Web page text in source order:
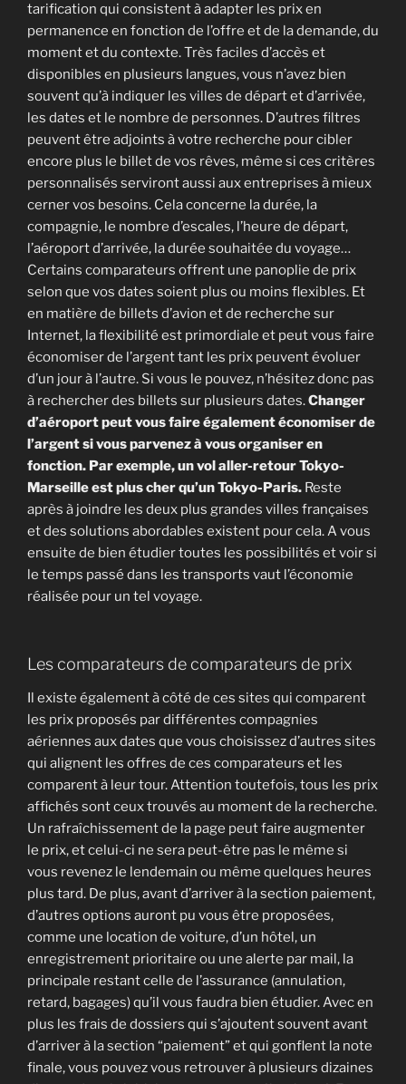
tarification qui consistent à adapter les prix en
permanence en fonction de l’offre et de la demande, du
moment et du contexte. Très faciles d’accès et
disponibles en plusieurs langues, vous n’avez bien
souvent qu’à indiquer les villes de départ et d’arrivée,
les dates et le nombre de personnes. D’autres filtres
peuvent être adjoints à votre recherche pour cibler
encore plus le billet de vos rêves, même si ces critères
personnalisés serviront aussi aux entreprises à mieux
cerner vos besoins. Cela concerne la durée, la
compagnie, le nombre d’escales, l’heure de départ,
l’aéroport d’arrivée, la durée souhaitée du voyage…
Certains comparateurs offrent une panoplie de prix
selon que vos dates soient plus ou moins flexibles. Et
en matière de billets d’avion et de recherche sur
Internet, la flexibilité est primordiale et peut vous faire
économiser de l’argent tant les prix peuvent évoluer
d’un jour à l’autre. Si vous le pouvez, n’hésitez donc pas
à rechercher des billets sur plusieurs dates.Changer
d’aéroport peut vous faire également économiser de
l’argent si vous parvenez à vous organiser en
fonction. Par exemple, un vol aller-retour Tokyo-
Marseille est plus cher qu’un Tokyo-Paris. Reste
après à joindre les deux plus grandes villes françaises
et des solutions abordables existent pour cela. A vous
ensuite de bien étudier toutes les possibilités et voir si
le temps passé dans les transports vaut l’économie
réalisée pour un tel voyage.
Les comparateurs de comparateurs de prix
Il existe également à côté de ces sites qui comparent
les prix proposés par différentes compagnies
aériennes aux dates que vous choisissez d’autres sites
qui alignent les offres de ces comparateurs et les
comparent à leur tour. Attention toutefois, tous les prix
affichés sont ceux trouvés au moment de la recherche.
Un rafraîchissement de la page peut faire augmenter
le prix, et celui-ci ne sera peut-être pas le même si
vous revenez le lendemain ou même quelques heures
plus tard. De plus, avant d’arriver à la section paiement,
d’autres options auront pu vous être proposées,
comme une location de voiture, d’un hôtel, un
enregistrement prioritaire ou une alerte par mail, la
principale restant celle de l’assurance (annulation,
retard, bagages) qu’il vous faudra bien étudier. Avec en
plus les frais de dossiers qui s’ajoutent souvent avant
d’arriver à la section “paiement” et qui gonflent la note
finale, vous pouvez vous retrouver à plusieurs dizaines